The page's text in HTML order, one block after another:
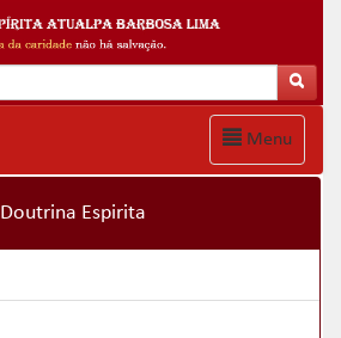
Menu
Doutrina Espirita